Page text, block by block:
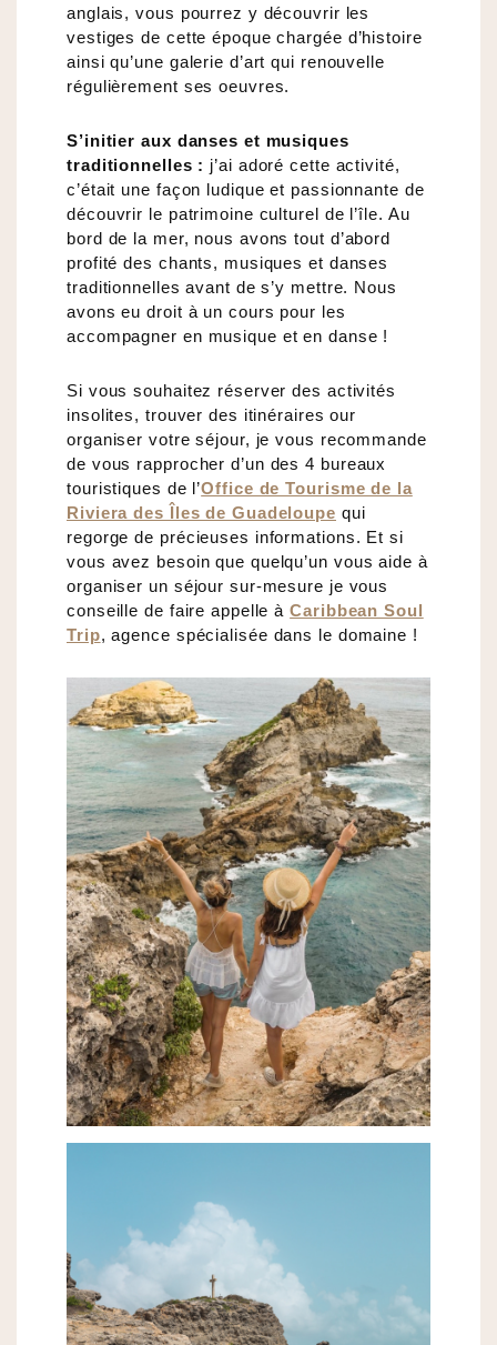
anglais, vous pourrez y découvrir les
vestiges de cette époque chargée d’histoire
ainsi qu’une galerie d’art qui renouvelle
régulièrement ses oeuvres.
S’initier aux danses et musiques
traditionnelles : j’ai adoré cette activité,
c’était une façon ludique et passionnante de
découvrir le patrimoine culturel de l’île. Au
bord de la mer, nous avons tout d’abord
profité des chants, musiques et danses
traditionnelles avant de s’y mettre. Nous
avons eu droit à un cours pour les
accompagner en musique et en danse !
Si vous souhaitez réserver des activités
insolites, trouver des itinéraires our
organiser votre séjour, je vous recommande
de vous rapprocher d’un des 4 bureaux
touristiques de l’Office de Tourisme de la
Riviera des Îles de Guadeloupe qui
regorge de précieuses informations. Et si
vous avez besoin que quelqu’un vous aide à
organiser un séjour sur-mesure je vous
conseille de faire appelle àCaribbean Soul
Trip, agence spécialisée dans le domaine !